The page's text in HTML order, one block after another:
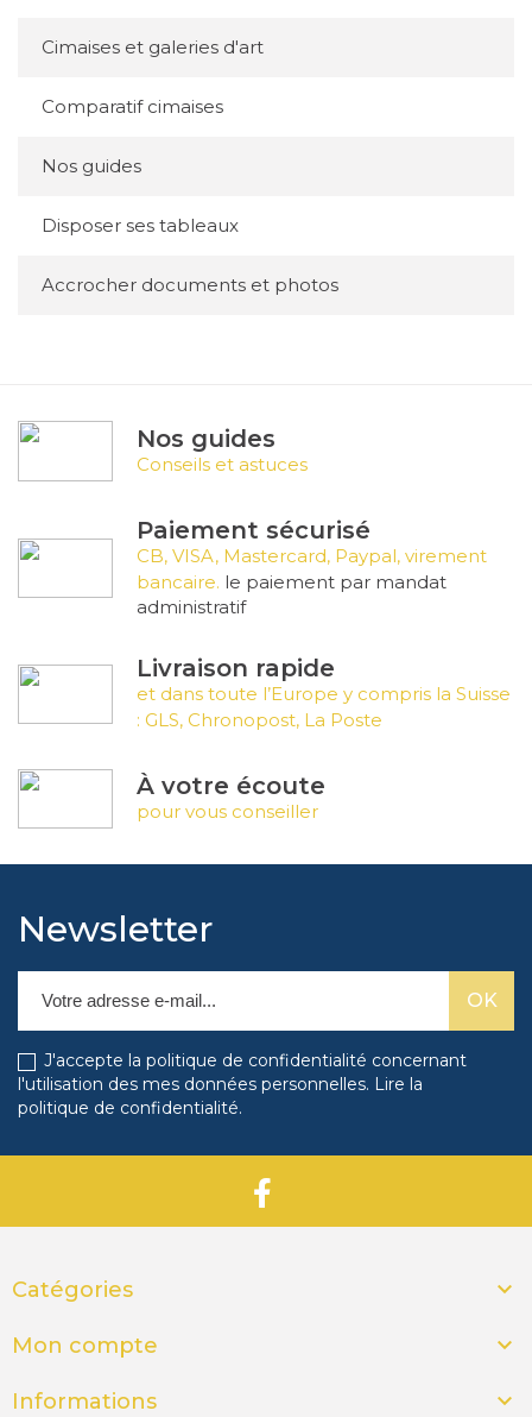
Cimaises et galeries d'art
Comparatif cimaises
Nos guides
Disposer ses tableaux
Accrocher documents et photos
Nos guides
Conseils et astuces
Paiement sécurisé
CB, VISA, Mastercard, Paypal, virement
bancaire. le paiement par mandat
administratif
Livraison rapide
et dans toute l’Europe y compris la Suisse
: GLS, Chronopost, La Poste
À votre écoute
pour vous conseiller
Newsletter
J'accepte la politique de confidentialité concernant
l'utilisation des mes données personnelles. Lire la
politique de confidentialité.
Catégories 
Mon compte 
Informations 